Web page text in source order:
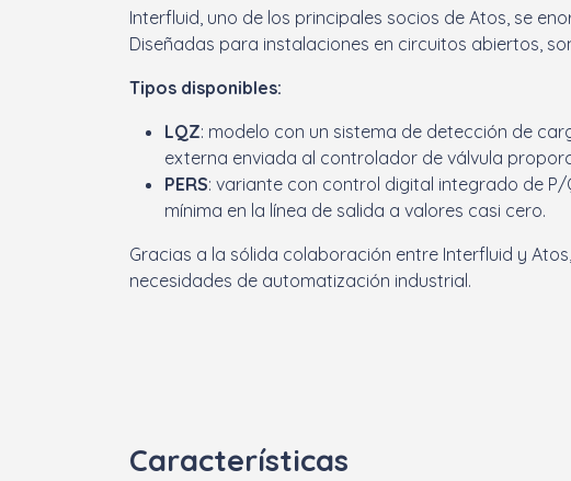
Interfluid, uno de los principales socios de Atos, se
Diseñadas para instalaciones en circuitos abiertos,
Tipos disponibles:
LQZ: modelo con un sistema de detección de
externa enviada al controlador de válvula
PERS: variante con control digital integrado de
mínima en la línea de salida a valores casi cero.
Gracias a la sólida colaboración entre Interfluid y
necesidades de automatización industrial.
Características